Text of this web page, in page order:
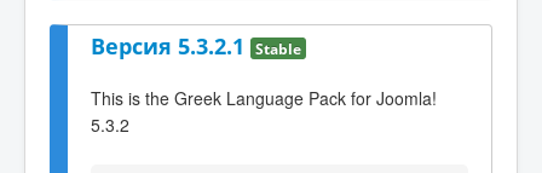
Версия 5.3.2.1 Stable
This is the Greek Language Pack for Joomla!
5.3.2